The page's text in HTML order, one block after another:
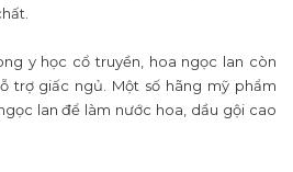
y học cổ truyền, hoa ngọc lan còn
trợ giấc ngủ. Một số hãng mỹ phẩm
lan để làm nước hoa, dầu gội cao